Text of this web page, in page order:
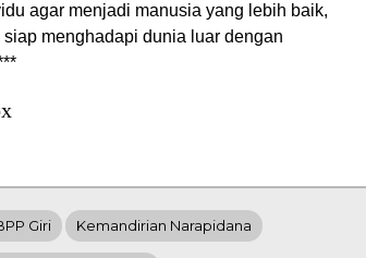
agar menjadi manusia yang lebih baik,
menghadapi dunia luar dengan
Giri Kemandirian Narapidana